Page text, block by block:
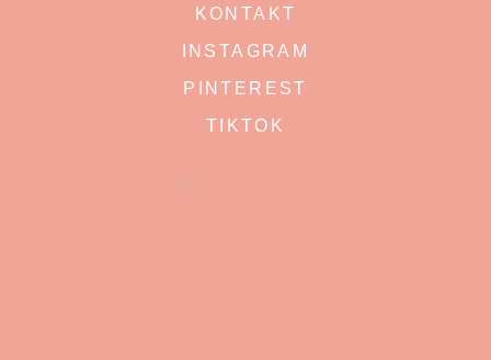
KONTAKT
INSTAGRAM
PINTEREST
TIKTOK